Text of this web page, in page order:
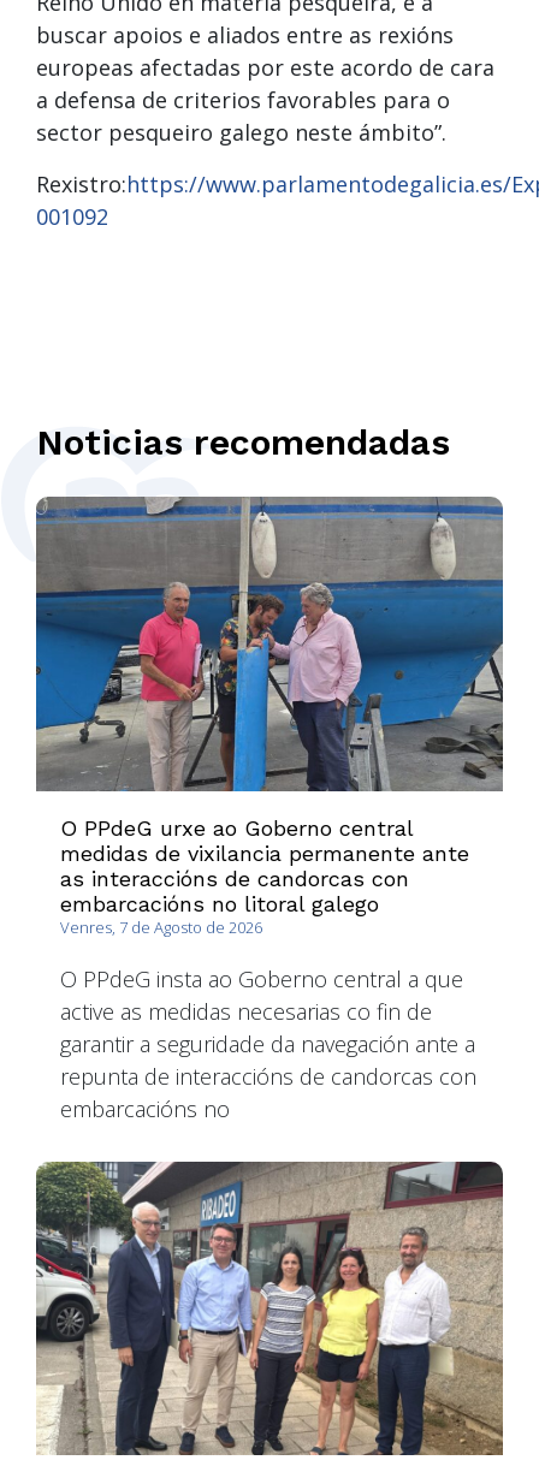
buscar apoios e aliados entre as rexións
europeas afectadas por este acordo de cara
a defensa de criterios favorables para o
sector pesqueiro galego neste ámbito”.
Rexistro:https://www.parlamentodegalicia.es/
001092
Noticias recomendadas
O PPdeG urxe ao Goberno central
medidas de vixilancia permanente ante
as interaccións de candorcas con
embarcacións no litoral galego
Venres, 7 de Agosto de 2026
O PPdeG insta ao Goberno central a que
active as medidas necesarias co fin de
garantir a seguridade da navegación ante a
repunta de interaccións de candorcas con
embarcacións no